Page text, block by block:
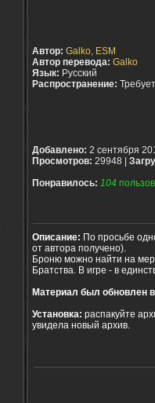
Автор: Galko, ESM
Автор перевода: Galko
Язык: Русский
Распространение:
Добавлено: 2 сентября
Просмотров: 29948 |
Понравилось: 104
Описание: По просьбе
от автора получено).
Броню можно найти на
Братства. В игре - в
Материал был обновлен
Установка: распакуйте
увидела новый архив.